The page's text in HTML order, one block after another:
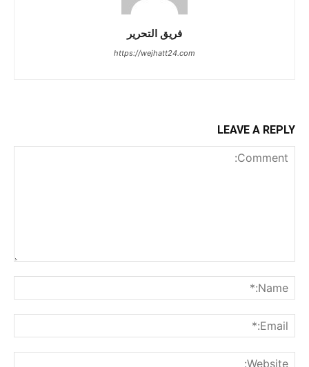
فريق التحرير
https://wejhatt24.com
LEAVE A REPLY